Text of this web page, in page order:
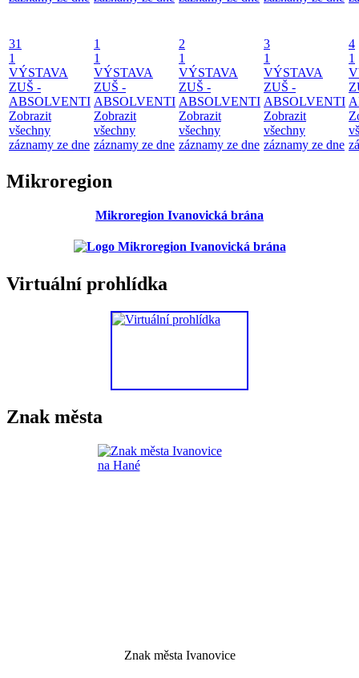
31
1
VÝSTAVA
ZUŠ -
ABSOLVENTI
Zobrazit
všechny
záznamy ze dne
1
1
VÝSTAVA
ZUŠ -
ABSOLVENTI
Zobrazit
všechny
záznamy ze dne
2
1
VÝSTAVA
ZUŠ -
ABSOLVENTI
Zobrazit
všechny
záznamy ze dne
3
1
VÝSTAVA
ZUŠ -
ABSOLVENTI
Zobrazit
všechny
záznamy ze dne
4
1
Mikroregion
Mikroregion Ivanovická brána
Virtuální prohlídka
Znak města
Znak města Ivanovice